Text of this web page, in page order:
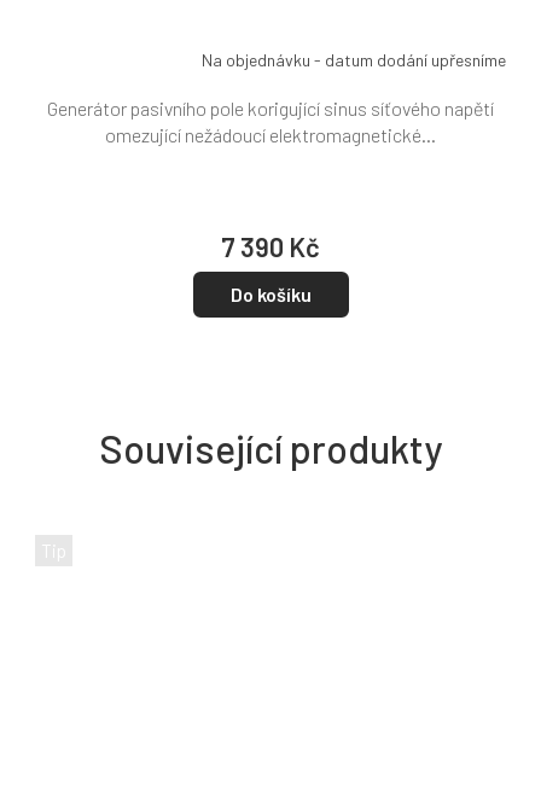
Související produkty
Tip
Na objednávku - datum dodání upřesníme
7 390 Kč
Do košíku
Generátor pasivního pole korigující sinus síťového napětí
omezující nežádoucí elektromagnetické...